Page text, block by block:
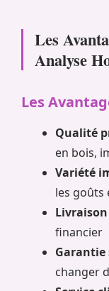
Les
Analyse
Les
Qualité
en bois,
Variété
les goûts
financier
changer